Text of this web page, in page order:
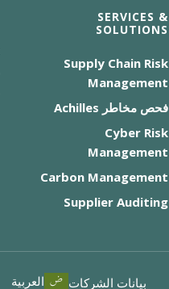
SERVICES &
SOLUTIONS
Supply Chain Risk
Management
فحص مخاطر Achilles
Cyber Risk
Management
Carbon Management
Supplier Auditing
بيانات الشركات العربية